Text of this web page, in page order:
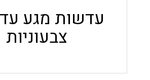
עדשות מגע
צבעוניות